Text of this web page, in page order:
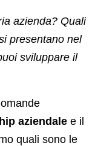
azienda? Quali
presentano nel
sviluppare il
aziendale e il
quali sono le